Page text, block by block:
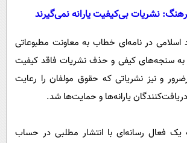
اقتصادی
جامعه
سلامت
یک برش دانایی
بین الملل
فرهنگ و هنر
علم و دانش
علمی
گوناگون
نشریات بی‌کیفیت یارانه نمی‌گیرند
اسلامی در نامه‌ای خطاب به معاونت مطبوعاتی
به سنجه‌های کیفی و حذف نشریات فاقد کیفیت
و نیز نشریاتی که حقوق مولفان را رعایت
یارانه‌ها و حمایت‌ها شد.
یک فعال رسانه‌ای با انتشار مطلبی در حساب